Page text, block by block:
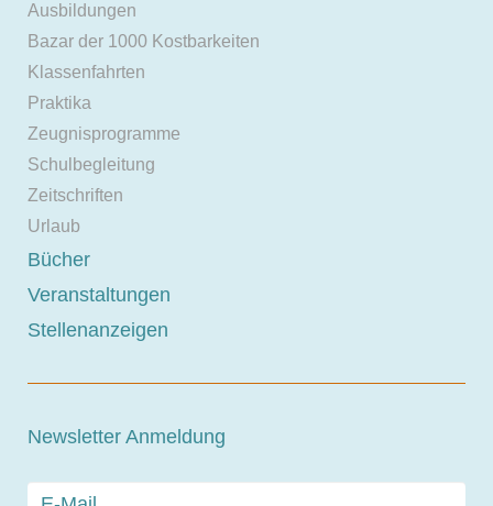
Ausbildungen
Bazar der 1000 Kostbarkeiten
Klassenfahrten
Praktika
Zeugnisprogramme
Schulbegleitung
Zeitschriften
Urlaub
Bücher
Veranstaltungen
Stellenanzeigen
Newsletter Anmeldung